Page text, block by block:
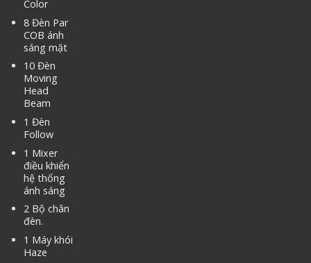
Color
8 Đèn Par
COB ánh
sáng mặt
10 Đèn
Moving
Head
Beam
1 Đèn
Follow
1 Mixer
điều khiển
hệ thống
ánh sáng
2 Bộ chân
đèn.
1 Máy khói
Haze